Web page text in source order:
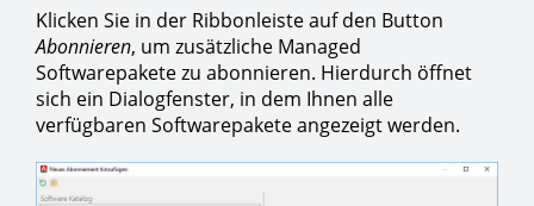
Klicken Sie in der Ribbonleiste auf den Button
Abonnieren, um zusätzliche Managed
Softwarepakete zu abonnieren. Hierdurch öffnet
sich ein Dialogfenster, in dem Ihnen alle
verfügbaren Softwarepakete angezeigt werden.